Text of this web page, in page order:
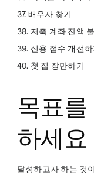
37. 배우자 찾기
38. 저축 계좌 잔액
39. 신용 점수 개선하
40. 첫 집 장만하기
목표
하세요
달성하고자 하는 것